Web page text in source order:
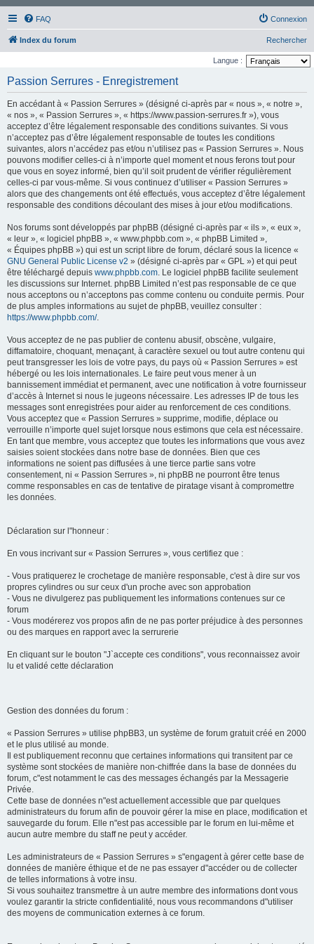
FAQ Connexion
Index du forum Rechercher
Langue :
Passion Serrures - Enregistrement
En accédant à « Passion Serrures » (désigné ci-après par « nous », « notre »,
« nos », « Passion Serrures », « https://www.passion-serrures.fr »), vous
acceptez d’être légalement responsable des conditions suivantes. Si vous
n’acceptez pas d’être légalement responsable de toutes les conditions
suivantes, alors n’accédez pas et/ou n’utilisez pas « Passion Serrures ». Nous
pouvons modifier celles-ci à n’importe quel moment et nous ferons tout pour
que vous en soyez informé, bien qu’il soit prudent de vérifier régulièrement
celles-ci par vous-même. Si vous continuez d’utiliser « Passion Serrures »
alors que des changements ont été effectués, vous acceptez d’être légalement
responsable des conditions découlant des mises à jour et/ou modifications.
Nos forums sont développés par phpBB (désigné ci-après par « ils », « eux »,
« leur », « logiciel phpBB », « www.phpbb.com », « phpBB Limited »,
« Équipes phpBB ») qui est un script libre de forum, déclaré sous la licence «
GNU General Public License v2 » (désigné ci-après par « GPL ») et qui peut
être téléchargé depuis www.phpbb.com. Le logiciel phpBB facilite seulement
les discussions sur Internet. phpBB Limited n’est pas responsable de ce que
nous acceptons ou n’acceptons pas comme contenu ou conduite permis. Pour
de plus amples informations au sujet de phpBB, veuillez consulter :
https://www.phpbb.com/.
Vous acceptez de ne pas publier de contenu abusif, obscène, vulgaire,
diffamatoire, choquant, menaçant, à caractère sexuel ou tout autre contenu qui
peut transgresser les lois de votre pays, du pays où « Passion Serrures » est
hébergé ou les lois internationales. Le faire peut vous mener à un
bannissement immédiat et permanent, avec une notification à votre fournisseur
d’accès à Internet si nous le jugeons nécessaire. Les adresses IP de tous les
messages sont enregistrées pour aider au renforcement de ces conditions.
Vous acceptez que « Passion Serrures » supprime, modifie, déplace ou
verrouille n’importe quel sujet lorsque nous estimons que cela est nécessaire.
En tant que membre, vous acceptez que toutes les informations que vous avez
saisies soient stockées dans notre base de données. Bien que ces
informations ne soient pas diffusées à une tierce partie sans votre
consentement, ni « Passion Serrures », ni phpBB ne pourront être tenus
comme responsables en cas de tentative de piratage visant à compromettre
les données.
Déclaration sur l"honneur :
En vous incrivant sur « Passion Serrures », vous certifiez que :
- Vous pratiquerez le crochetage de manière responsable, c'est à dire sur vos
propres cylindres ou sur ceux d'un proche avec son approbation
- Vous ne divulgerez pas publiquement les informations contenues sur ce
forum
- Vous modérerez vos propos afin de ne pas porter préjudice à des personnes
ou des marques en rapport avec la serrurerie
En cliquant sur le bouton "J`accepte ces conditions", vous reconnaissez avoir
lu et validé cette déclaration
Gestion des données du forum :
« Passion Serrures » utilise phpBB3, un système de forum gratuit créé en 2000
et le plus utilisé au monde.
Il est publiquement reconnu que certaines informations qui transitent par ce
système sont stockées de manière non-chiffrée dans la base de données du
forum, c"est notamment le cas des messages échangés par la Messagerie
Privée.
Cette base de données n"est actuellement accessible que par quelques
administrateurs du forum afin de pouvoir gérer la mise en place, modification et
sauvegarde du forum. Elle n"est pas accessible par le forum en lui-même et
aucun autre membre du staff ne peut y accéder.
Les administrateurs de « Passion Serrures » s"engagent à gérer cette base de
données de manière éthique et de ne pas essayer d"accéder ou de collecter
de telles informations à votre insu.
Si vous souhaitez transmettre à un autre membre des informations dont vous
voulez garantir la stricte confidentialité, nous vous recommandons d"utiliser
des moyens de communication externes à ce forum.